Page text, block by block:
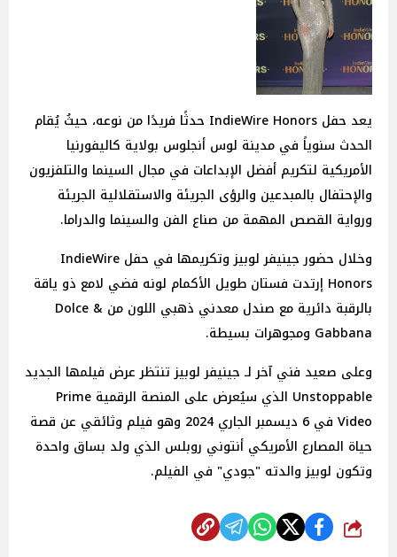
يعد حفل IndieWire Honors حدثًا فريدًا من نوعه، حيثُ يُقام
الحدث سنوياً في مدينة لوس أنجلوس بولاية كاليفورنيا
الأمريكية لتكريم أفضل الإبداعات في مجال السينما والتلفزيون
والإحتفال بالمبدعين والرؤى الجريئة والاستقلالية الجريئة
ورواية القصص المهمة من صناع الفن والسينما والدراما.
وخلال حضور جينيفر لوبيز وتكريمها في حفل IndieWire
Honors إرتدت فستان طويل الأكمام لونه فضي لامع ذو ياقة
بالرقبة دائرية مع صندل معدني ذهبي اللون من Dolce &
Gabbana ومجوهرات بسيطة.
وعلى صعيد فني آخر لـ جينيفر لوبيز تنتظر عرض فيلمها الجديد
Unstoppable الذي سيُعرض على المنصة الرقمية Prime
Video في 6 ديسمبر الجاري 2024 وهو فيلم وثائقي عن قصة
حياة المصارع الأمريكي أنتوني روبلس الذي ولد بساق واحدة
وتكون لوبيز والدته "جودي" في الفيلم.
شارك